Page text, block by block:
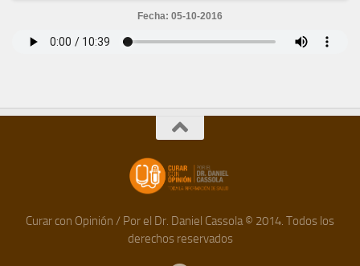
Fecha: 05-10-2016
Curar con Opinión / Por el Dr. Daniel Cassola © 2014. Todos los
derechos reservados